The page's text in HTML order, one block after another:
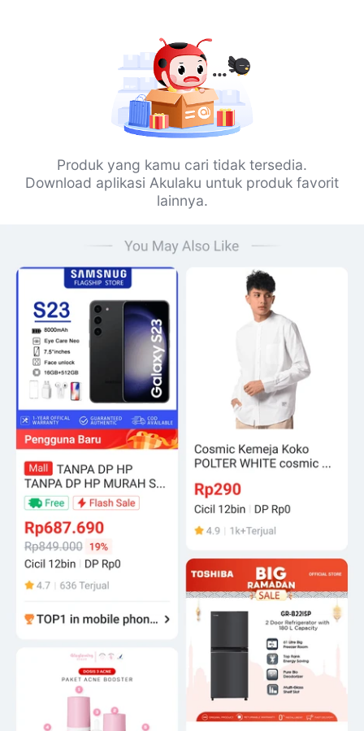
Produk yang kamu cari tidak tersedia.
Download aplikasi Akulaku untuk produk favorit
lainnya.